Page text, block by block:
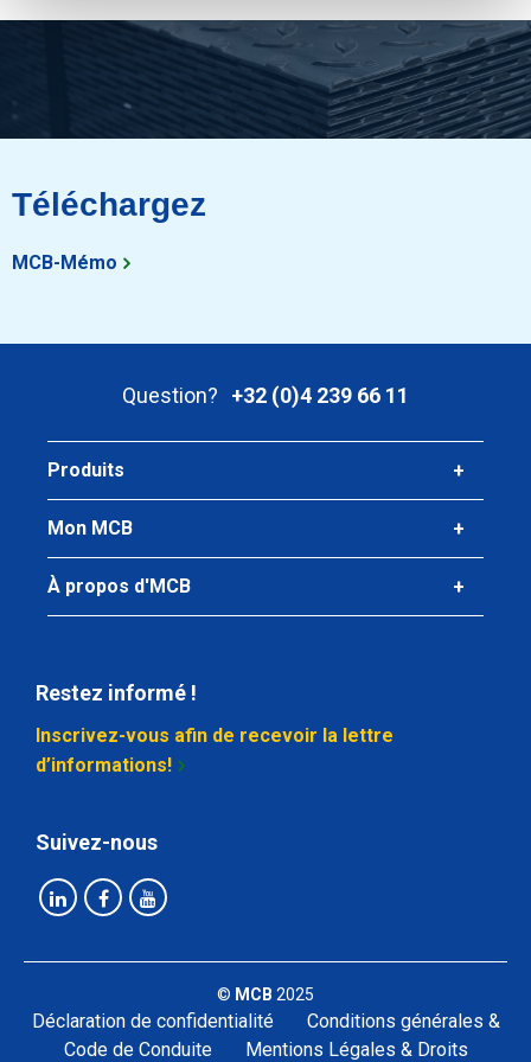
Téléchargez
MCB-Mémo
Question? +32 (0)4 239 66 11
Produits
Mon MCB
À propos d'MCB
Restez informé !
Inscrivez-vous afin de recevoir la lettre
d’informations!
Suivez-nous
© MCB 2025
Déclaration de confidentialité
Conditions générales &
Code de Conduite
Mentions Légales & Droits